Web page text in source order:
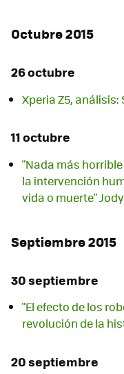
Octubre 2015
26 octubre
Xperia Z5,
11 octubre
"Nada más
la intervención
vida o muerte"
Septiembre 2015
30 septiembre
"El efecto de los
revolución de la
20 septiembre